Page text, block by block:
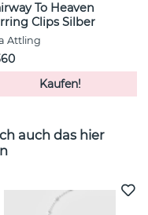
To Heaven
Clips Silber
Attling
Kaufen!
auch das hier